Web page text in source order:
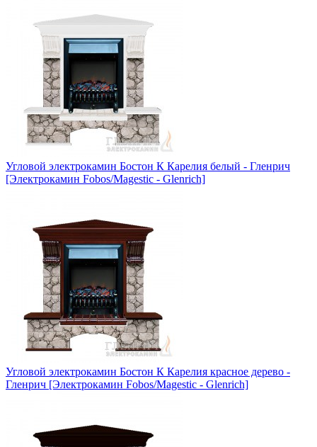
Угловой электрокамин Бостон К Карелия белый - Гленрич
[Электрокамин Fobos/Magestic - Glenrich]
Угловой электрокамин Бостон К Карелия красное дерево -
Гленрич [Электрокамин Fobos/Magestic - Glenrich]